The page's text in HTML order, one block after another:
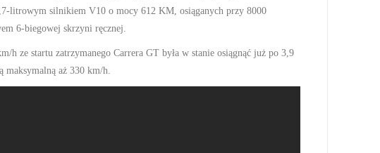
litrowym silnikiem V10 o mocy 612 KM, osiąganych przy 8000
6-biegowej skrzyni ręcznej.
h ze startu zatrzymanego Carrera GT była w stanie osiągnąć już po 3,9
aż 330 km/h.